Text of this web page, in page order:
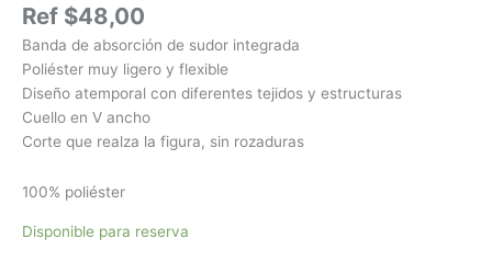
Ref $48,00
Banda de absorción de sudor integrada
Poliéster muy ligero y flexible
Diseño atemporal con diferentes tejidos y estructuras
Cuello en V ancho
Corte que realza la figura, sin rozaduras
100% poliéster
Disponible para reserva